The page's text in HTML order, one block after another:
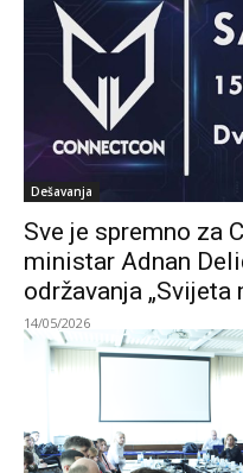
Dešavanja
Sve je spremno za
ministar Adnan
održavanja „Svijeta
14/05/2026